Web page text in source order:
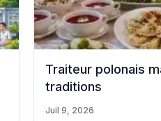
Traiteur polonais
traditions
Juil 9, 2026